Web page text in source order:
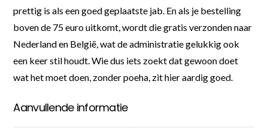
prettig is als een goed geplaatste jab. En als je bestelling
boven de 75 euro uitkomt, wordt die gratis verzonden naar
Nederland en België, wat de administratie gelukkig ook
een keer stil houdt. Wie dus iets zoekt dat gewoon doet
wat het moet doen, zonder poeha, zit hier aardig goed.
Aanvullende informatie